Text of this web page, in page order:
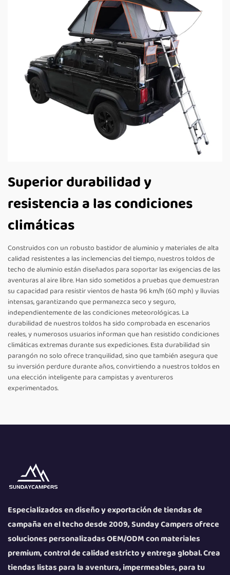
Superior durabilidad y
resistencia a las condiciones
climáticas
Construidos con un robusto bastidor de aluminio y materiales de alta
calidad resistentes a las inclemencias del tiempo, nuestros toldos de
techo de aluminio están diseñados para soportar las exigencias de las
aventuras al aire libre. Han sido sometidos a pruebas que demuestran
su capacidad para resistir vientos de hasta 96 km/h (60 mph) y lluvias
intensas, garantizando que permanezca seco y seguro,
independientemente de las condiciones meteorológicas. La
durabilidad de nuestros toldos ha sido comprobada en escenarios
reales, y numerosos usuarios informan que han resistido condiciones
climáticas extremas durante sus expediciones. Esta durabilidad sin
parangón no solo ofrece tranquilidad, sino que también asegura que
su inversión perdure durante años, convirtiendo a nuestros toldos en
una elección inteligente para campistas y aventureros
experimentados.
Especializados en diseño y exportación de tiendas de
campaña en el techo desde 2009, Sunday Campers ofrece
soluciones personalizadas OEM/ODM con materiales
premium, control de calidad estricto y entrega global. Crea
tiendas listas para la aventura, impermeables, para tu